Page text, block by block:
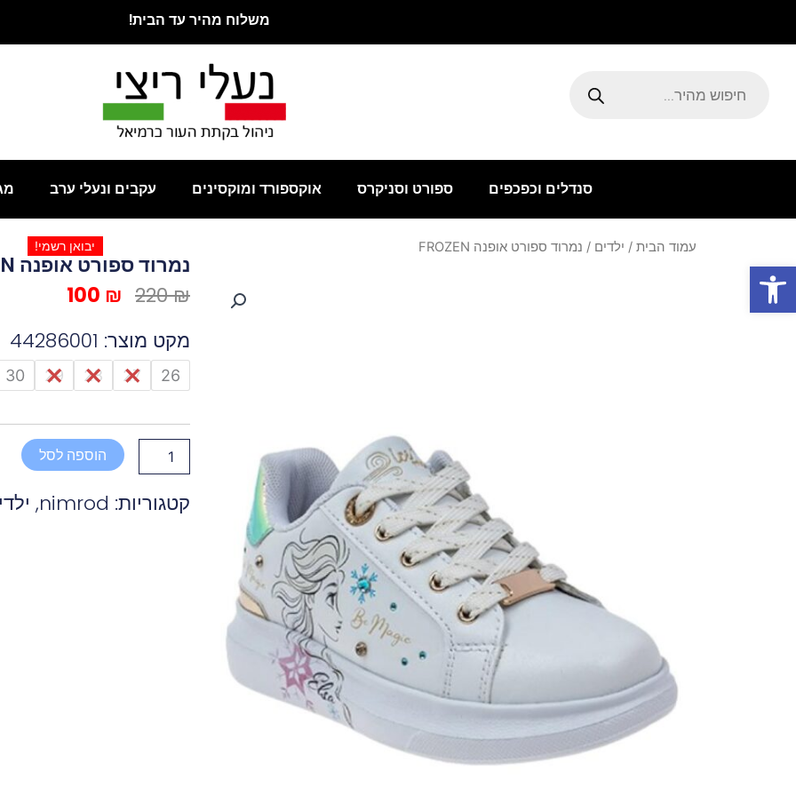
פתח סרגל נגישות
משלוח מהיר עד הבית!
סנדלים וכפכפים ספורט וסניקרס אוקספורד ומוקסינים עקבים ונעלי ערב
עמוד הבית / ילדים / נמרוד ספורט אופנה FROZEN יבואן רשמי!
נמרוד ספורט אופנה FROZEN
220₪ המחיר
היה:
220 ₪.
100 ₪
הוא:
100 ₪.
מקט מוצר: 44286001
26
27
28
29
30
כמות
של
FROZEN
הוספה לסל
קטגוריות: nimrod
,